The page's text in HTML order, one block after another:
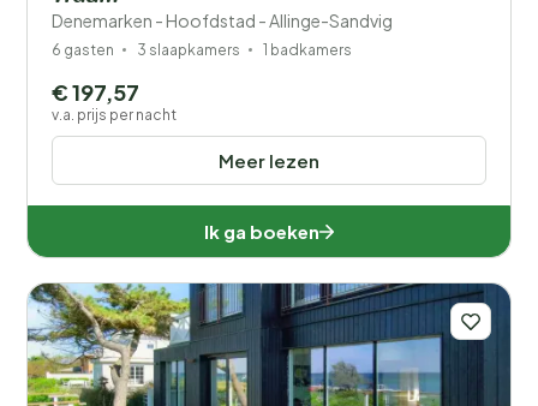
Denemarken - Hoofdstad - Allinge-Sandvig
6 gasten 3 slaapkamers 1 badkamers
Meer lezen
€ 197,57
v.a. prijs per nacht
Ik ga boeken